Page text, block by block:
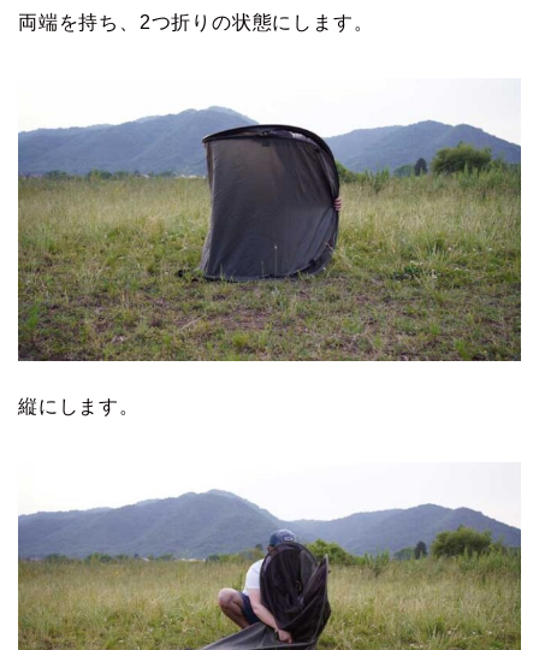
両端を持ち、2つ折りの状態にします。
縦にします。